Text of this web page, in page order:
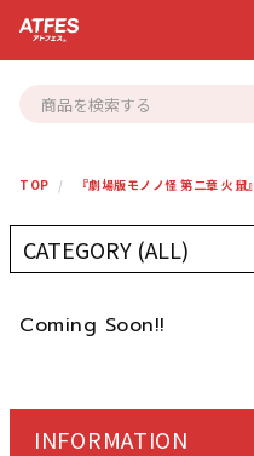
TOP 『劇場版モノノ怪 第二章 火鼠』
Coming Soon!!
INFORMATION